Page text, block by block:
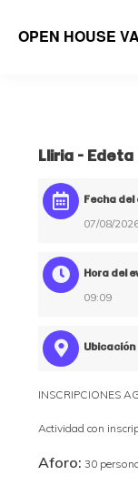
OPEN HOUSE
Lliria –
Fecha del
07/08/
Hora del
09:09
Ubicación
INSCRIPCIONES
Actividad con
Aforo: 30